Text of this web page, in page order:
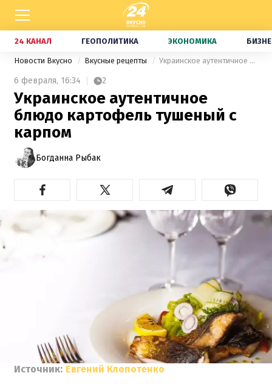
24 КАНАЛ ГЕОПОЛИТИКА ЭКОНОМИКА
Новости Вкусно Вкусные рецепты Украинское аутентичное блюдо картофель тушеный с карпом
6 февраля, 16:34 2
Украинское аутентичное
блюдо картофель тушеный с
карпом
Богданна Рыбак
Источник: Евгений Клопотенко